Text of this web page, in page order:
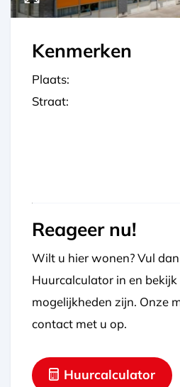
Kenmerken
Plaats:
Straat:
Reageer nu!
Wilt u hier wonen? Vul
Huurcalculator in en
mogelijkheden zijn. Onze
contact met u op.
Huurcalculator